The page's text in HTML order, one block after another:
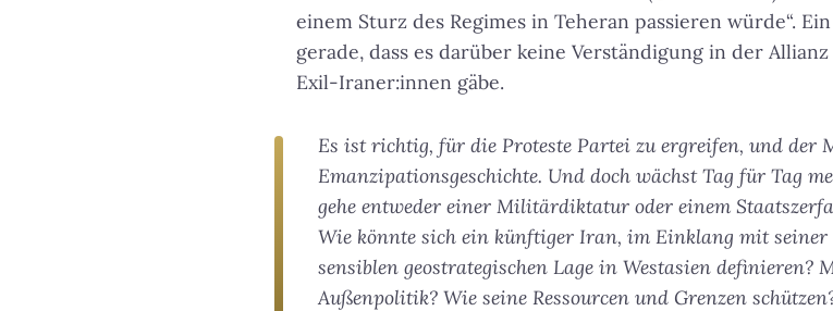
einem Sturz des Regimes in Teheran passieren würde“.
gerade, dass es darüber keine Verständigung in der
Exil-Iraner:innen gäbe.
Es ist richtig, für die Proteste Partei zu ergreifen, und der
Emanzipationsgeschichte. Und doch wächst Tag für Tag
gehe entweder einer Militärdiktatur oder einem
Wie könnte sich ein künftiger Iran, im Einklang mit seiner
sensiblen geostrategischen Lage in Westasien definieren?
Außenpolitik? Wie seine Ressourcen und Grenzen